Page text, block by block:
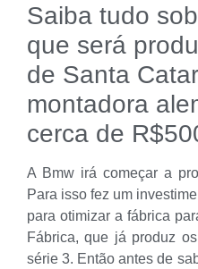
Saiba tudo
que será
de Santa
montadora
cerca de
A Bmw irá começar a
Para isso fez um
para otimizar a fábrica
Fábrica, que já produz
série 3. Então antes de